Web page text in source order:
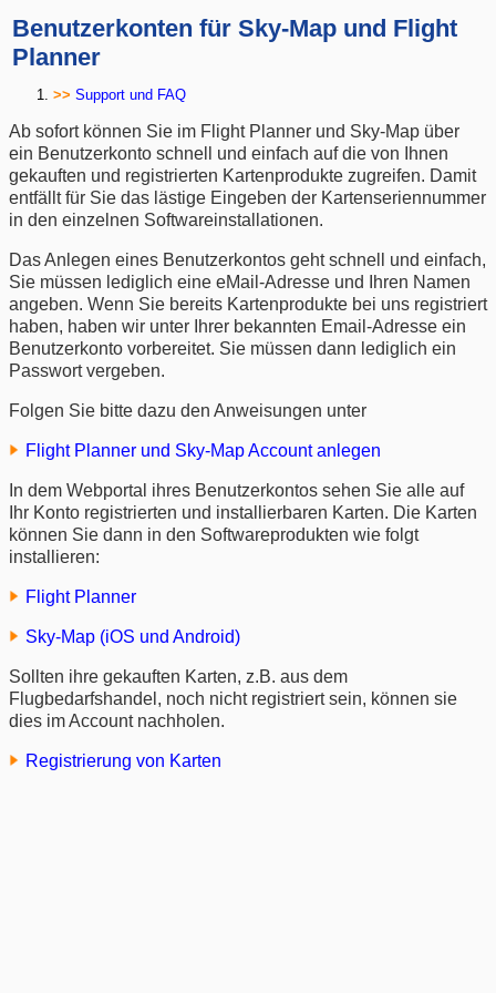
Benutzerkonten für Sky-Map und Flight
Planner
Support und FAQ
Ab sofort können Sie im Flight Planner und Sky-Map über
ein Benutzerkonto schnell und einfach auf die von Ihnen
gekauften und registrierten Kartenprodukte zugreifen. Damit
entfällt für Sie das lästige Eingeben der Kartenseriennummer
in den einzelnen Softwareinstallationen.
Das Anlegen eines Benutzerkontos geht schnell und einfach,
Sie müssen lediglich eine eMail-Adresse und Ihren Namen
angeben. Wenn Sie bereits Kartenprodukte bei uns registriert
haben, haben wir unter Ihrer bekannten Email-Adresse ein
Benutzerkonto vorbereitet. Sie müssen dann lediglich ein
Passwort vergeben.
Folgen Sie bitte dazu den Anweisungen unter
Flight Planner und Sky-Map Account anlegen
In dem Webportal ihres Benutzerkontos sehen Sie alle auf
Ihr Konto registrierten und installierbaren Karten. Die Karten
können Sie dann in den Softwareprodukten wie folgt
installieren:
Flight Planner
Sky-Map (iOS und Android)
Sollten ihre gekauften Karten, z.B. aus dem
Flugbedarfshandel, noch nicht registriert sein, können sie
dies im Account nachholen.
Registrierung von Karten